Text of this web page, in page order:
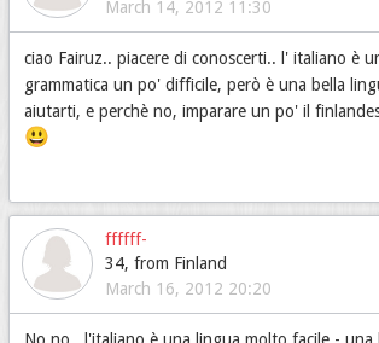
March 14, 2012 11:30
ciao Fairuz.. piacere di conoscerti.. l' italiano è
grammatica un po' difficile, però è una bella
aiutarti, e perchè no, imparare un po' il
😃
ffffff-
34, from Finland
March 16, 2012 20:20